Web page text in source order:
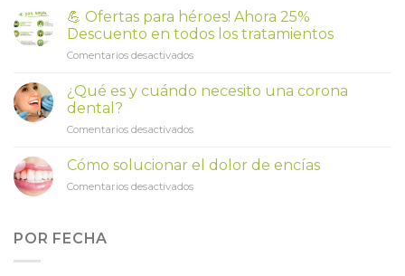
💪 Ofertas para héroes! Ahora 25%
Descuento en todos los tratamientos
Comentarios desactivadosen
Ofertas
Ahora
Descuento
todos
¿Qué es y cuándo necesito una corona
dental?
Comentarios desactivadosen
es
cuándo
Cómo solucionar el dolor de encías
Comentarios desactivadosen
POR FECHA